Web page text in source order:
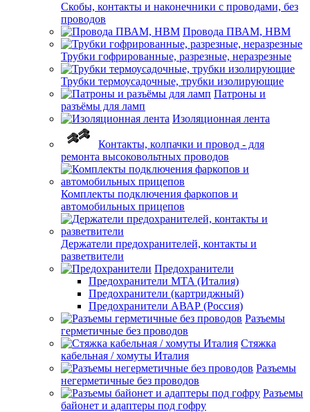
Скобы, контакты и наконечники с проводами, без
проводов
Провода ПВАМ, НВМ
Трубки гофрированные, разрезные, неразрезные
Трубки термоусадочные, трубки изолирующие
Патроны и
разъёмы для ламп
Изоляционная лента
Контакты, колпачки и провод - для
ремонта высоковольтных проводов
Комплекты подключения фаркопов и
автомобильных прицепов
Держатели предохранителей, контакты и
разветвители
Предохранители
Предохранители MTA (Италия)
Предохранители (картриджный)
Предохранители АВАР (Россия)
Разъемы
герметичные без проводов
Стяжка
кабельная / хомуты Италия
Разъемы
негерметичные без проводов
Разъемы
байонет и адаптеры под гофру